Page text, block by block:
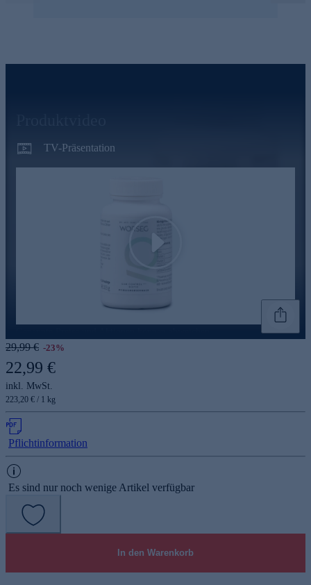
TV-Präsentation
Play
29,99 € -23%
22,99 €
inkl. MwSt.
223,20 € / 1 kg
Pflichtinformation
Es sind nur noch wenige Artikel verfügbar
In den Warenkorb